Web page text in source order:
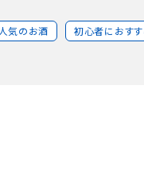
気のお酒 初心者におす